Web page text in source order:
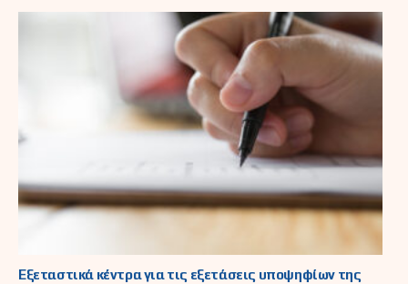
Εξεταστικά κέντρα για τις εξετάσεις υποψηφίων της